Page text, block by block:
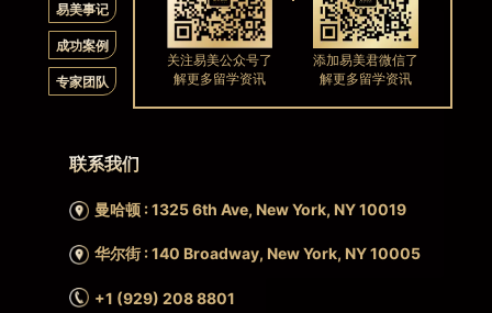
易美事记
成功案例
专家团队
联系我们
曼哈顿 : 1325 6th Ave, New York, NY 10019
华尔街 : 140 Broadway, New York, NY 10005
+1 (929) 208 8801
关注易美公众号了
解更多留学资讯
添加易美君微信了
解更多留学资讯